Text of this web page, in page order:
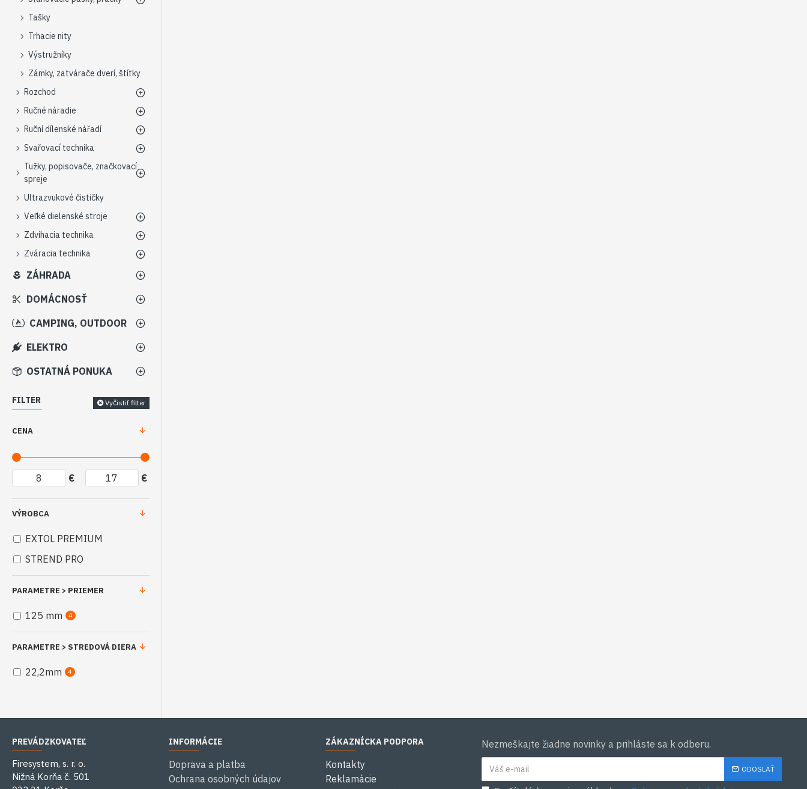
Tašky
Trhacie nity
Výstružníky
Zámky, zatvárače dverí, štítky
Rozchod
Ručné náradie
Ruční dílenské nářadí
Svařovací technika
Tužky, popisovače, značkovací
spreje
Ultrazvukové čističky
Veľké dielenské stroje
Zdvíhacia technika
Zváracia technika
ZÁHRADA
DOMÁCNOSŤ
CAMPING, OUTDOOR
ELEKTRO
OSTATNÁ PONUKA
FILTER Vyčistiť filter
CENA
€ €
VÝROBCA
EXTOL PREMIUM
STREND PRO
PARAMETRE > PRIEMER
125 mm 4
PARAMETRE > STREDOVÁ DIERA
22,2mm 4
PREVÁDZKOVATEĽ
Firesystem, s. r. o.
Nižná Korňa č. 501
INFORMÁCIE
Doprava a platba
Ochrana osobných údajov
ZÁKAZNÍCKA PODPORA
Kontakty
Reklamácie
Nezmeškajte žiadne novinky a prihláste sa k odberu.
ODOSLAŤ